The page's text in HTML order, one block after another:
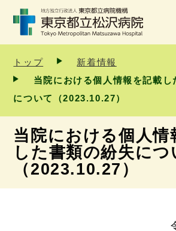
トップ
新着情報
当院における個人情報を記載し
について（2023.10.27）
当院における個人情
した書類の紛失につ
（2023.10.27）